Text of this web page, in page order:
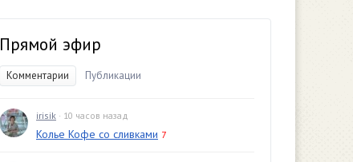
Прямой эфир
Комментарии Публикации
irisik · 10 часов назад
Колье Кофе со сливками 7